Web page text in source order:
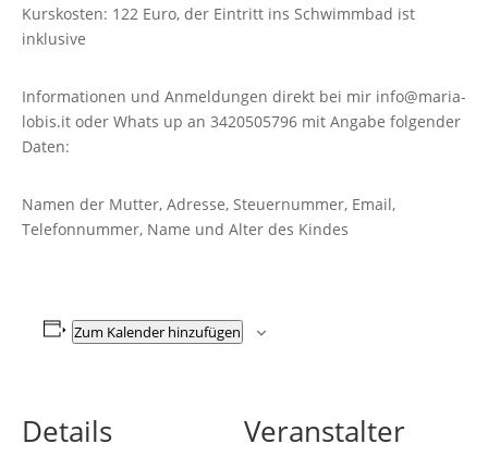
Kurskosten: 122 Euro, der Eintritt ins Schwimmbad ist
inklusive
Informationen und Anmeldungen direkt bei mir info@maria-
lobis.it oder Whats up an 3420505796 mit Angabe folgender
Daten:
Namen der Mutter, Adresse, Steuernummer, Email,
Telefonnummer, Name und Alter des Kindes
Zum Kalender hinzufügen
Details Veranstalter